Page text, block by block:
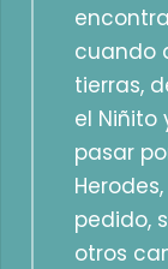
cuando
tierras,
el Niñito
pasar
pedido,
otros